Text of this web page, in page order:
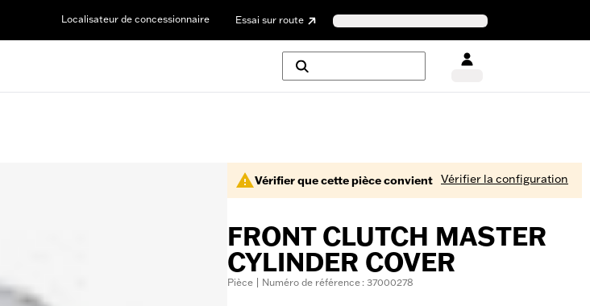
Localisateur de concessionnaire Essai sur route
Vérifier que cette pièce convient Vérifier la configuration
FRONT CLUTCH MASTER
CYLINDER COVER
Pièce | Numéro de référence : 37000278